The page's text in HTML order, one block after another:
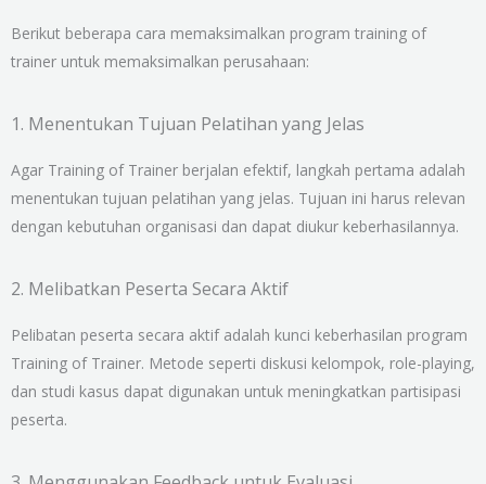
Berikut beberapa cara memaksimalkan program training of
trainer untuk memaksimalkan perusahaan:
1. Menentukan Tujuan Pelatihan yang Jelas
Agar Training of Trainer berjalan efektif, langkah pertama adalah
menentukan tujuan pelatihan yang jelas. Tujuan ini harus relevan
dengan kebutuhan organisasi dan dapat diukur keberhasilannya.
2. Melibatkan Peserta Secara Aktif
Pelibatan peserta secara aktif adalah kunci keberhasilan program
Training of Trainer. Metode seperti diskusi kelompok, role-playing,
dan studi kasus dapat digunakan untuk meningkatkan partisipasi
peserta.